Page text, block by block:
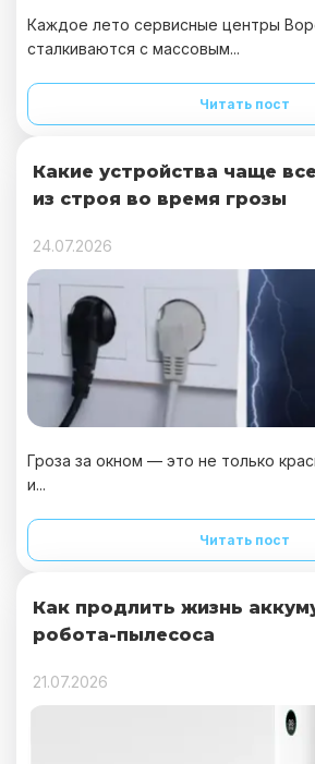
Каждое лето сервисные центры
сталкиваются с массовым...
Читать пост
Какие устройства чаще
из строя во время грозы
24.07.2026
Гроза за окном — это не только
и...
Читать пост
Как продлить жизнь
робота-пылесоса
21.07.2026